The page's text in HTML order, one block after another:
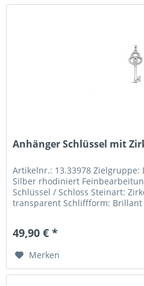
Anhänger Schlüssel mit
Artikelnr.: 13.33978 Zielgruppe:
Silber rhodiniert
Schlüssel / Schloss Steinart:
transparent Schliffform: Brillant
49,90 € *
Merken